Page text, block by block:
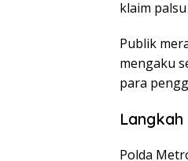
klaim
Publik
mengaku
para
Polda